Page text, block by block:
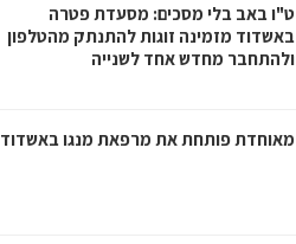
ט"ו באב בלי מסכים: מסעדת פטרה
באשדוד מזמינה זוגות להתנתק מהטלפון
ולהתחבר מחדש אחד לשנייה
מאוחדת פותחת את מרפאת מנגו באשדוד